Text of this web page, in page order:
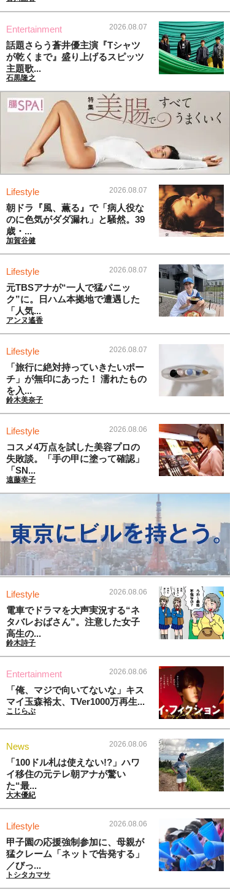
Entertainment 2026.08.07
話題さらう蒼井優主演『Tシャツ
が乾くまで』盛り上げるスピッツ
主題歌...
石黒隆之
Lifestyle 2026.08.07
朝ドラ『風、薫る』で「病人役な
のに色気がダダ漏れ」と騒然。39
歳・...
加賀谷健
Lifestyle 2026.08.07
元TBSアナが“一人で猛パニッ
ク”に。日ハム本拠地で遭遇した
「人気...
アンヌ遙香
Lifestyle 2026.08.07
「旅行に絶対持っていきたいポー
チ」が無印にあった！ 濡れたもの
を入...
鈴木美奈子
Lifestyle 2026.08.06
コスメ4万点を試した美容プロの
失敗談。「手の甲に塗って確認」
「SN...
遠藤幸子
Lifestyle 2026.08.06
電車でドラマを大声実況する“ネ
タバレおばさん”。注意した女子
高生の...
鈴木詩子
Entertainment 2026.08.06
「俺、マジで向いてないな」キス
マイ玉森裕太、TVer1000万再生...
こじらぶ
News 2026.08.06
「100ドル札は使えない!?」ハワ
イ移住の元テレ朝アナが驚い
た“最...
大木優紀
Lifestyle 2026.08.06
甲子園の応援強制参加に、母親が
猛クレーム「ネットで告発する」
／びっ...
トシタカマサ